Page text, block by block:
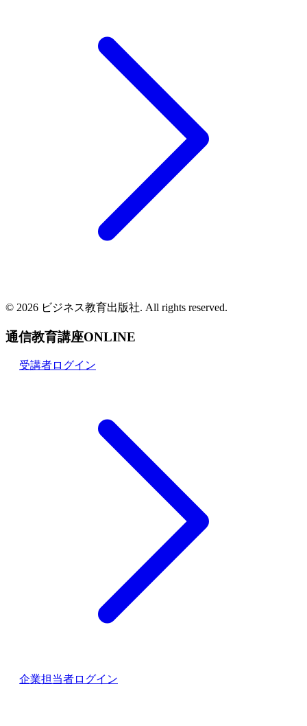
© 2026 ビジネス教育出版社. All rights reserved.
通信教育講座ONLINE
受講者ログイン
企業担当者ログイン